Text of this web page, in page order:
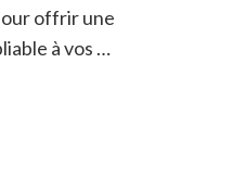
offrir une
à vos …